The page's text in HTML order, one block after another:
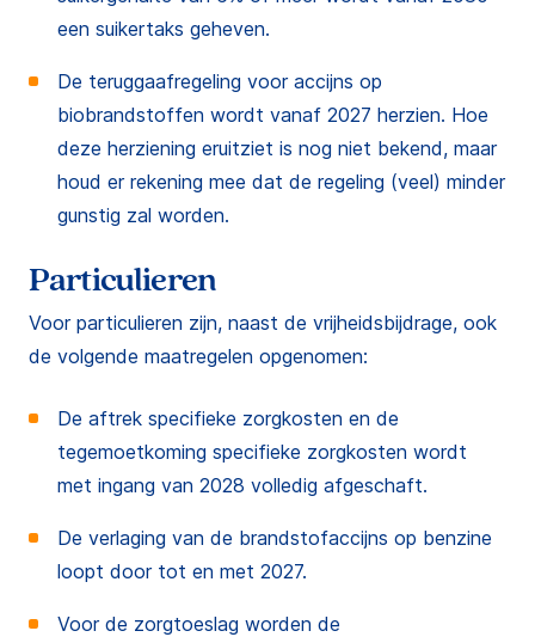
een suikertaks geheven.
De teruggaafregeling voor accijns op
biobrandstoffen wordt vanaf 2027 herzien. Hoe
deze herziening eruitziet is nog niet bekend, maar
houd er rekening mee dat de regeling (veel) minder
gunstig zal worden.
Particulieren
Voor particulieren zijn, naast de vrijheidsbijdrage, ook
de volgende maatregelen opgenomen:
De aftrek specifieke zorgkosten en de
tegemoetkoming specifieke zorgkosten wordt
met ingang van 2028 volledig afgeschaft.
De verlaging van de brandstofaccijns op benzine
loopt door tot en met 2027.
Voor de zorgtoeslag worden de